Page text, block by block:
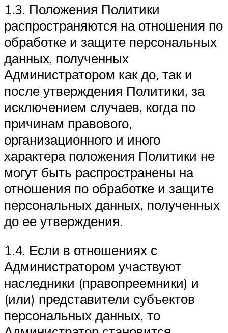
1.3. Положения Политики
распространяются на отношения по
обработке и защите персональных
данных, полученных
Администратором как до, так и
после утверждения Политики, за
исключением случаев, когда по
причинам правового,
организационного и иного
характера положения Политики не
могут быть распространены на
отношения по обработке и защите
персональных данных, полученных
до ее утверждения.
1.4. Если в отношениях с
Администратором участвуют
наследники (правопреемники) и
(или) представители субъектов
персональных данных, то